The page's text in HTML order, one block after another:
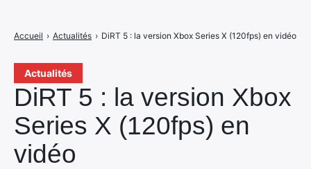
Actualités
DiRT 5 : la version Xbox
Series X (120fps) en
vidéo
Accueil › Actualités › DiRT 5 : la version Xbox Series X (120fps) en vidéo